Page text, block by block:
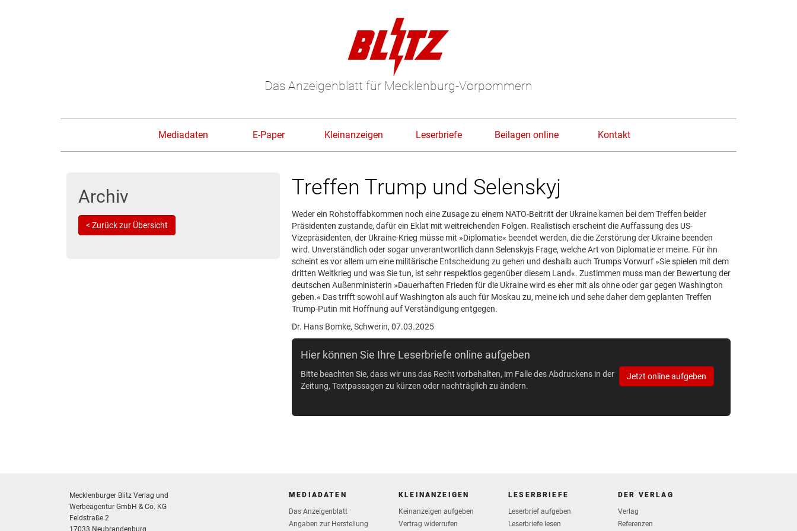
Das Anzeigenblatt für Mecklenburg-Vorpommern
Mediadaten E-Paper Kleinanzeigen Leserbriefe Beilagen online Kontakt
Archiv
< Zurück zur Übersicht
Treffen Trump und Selenskyj
Weder ein Rohstoffabkommen noch eine Zusage zu einem NATO-Beitritt der Ukraine kamen bei dem Treffen beider
Präsidenten zustande, dafür ein Eklat mit weitreichenden Folgen. Realistisch erscheint die Auffassung des US-
Vizepräsidenten, der Ukraine-Krieg müsse mit »Diplomatie« beendet werden, die die Zerstörung der Ukraine beenden
wird. Unverständlich oder sogar unverantwortlich dann Selenskyjs Frage, welche Art von Diplomatie er meine. Für ihn
scheint es vor allem um eine militärische Entscheidung zu gehen und deshalb auch Trumps Vorwurf »Sie spielen mit dem
dritten Weltkrieg und was Sie tun, ist sehr respektlos gegenüber diesem Land«. Zustimmen muss man der Bewertung der
deutschen Außenministerin »Dauerhaften Frieden für die Ukraine wird es eher mit als ohne oder gar gegen Washington
geben.« Das trifft sowohl auf Washington als auch für Moskau zu, meine ich und sehe daher dem geplanten Treffen
Trump-Putin mit Hoffnung auf Verständigung entgegen.
Dr. Hans Bomke, Schwerin, 07.03.2025
Hier können Sie Ihre Leserbriefe online aufgeben
Bitte beachten Sie, dass wir uns das Recht vorbehalten, im Falle des Abdruckens in der
Zeitung, Textpassagen zu kürzen oder nachträglich zu ändern.
Jetzt online aufgeben
Mecklenburger Blitz Verlag und
Werbeagentur GmbH & Co. KG
Feldstraße 2
MEDIADATEN
Das Anzeigenblatt
Angaben zur Herstellung
KLEINANZEIGEN
Keinanzeigen aufgeben
Vertrag widerrufen
LESERBRIEFE
Leserbrief aufgeben
Leserbriefe lesen
DER VERLAG
Verlag
Referenzen